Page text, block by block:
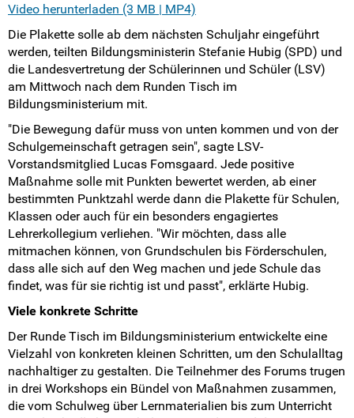
Video herunterladen (3 MB | MP4)
Die Plakette solle ab dem nächsten Schuljahr eingeführt
werden, teilten Bildungsministerin Stefanie Hubig (SPD) und
die Landesvertretung der Schülerinnen und Schüler (LSV)
am Mittwoch nach dem Runden Tisch im
Bildungsministerium mit.
"Die Bewegung dafür muss von unten kommen und von der
Schulgemeinschaft getragen sein", sagte LSV-
Vorstandsmitglied Lucas Fomsgaard. Jede positive
Maßnahme solle mit Punkten bewertet werden, ab einer
bestimmten Punktzahl werde dann die Plakette für Schulen,
Klassen oder auch für ein besonders engagiertes
Lehrerkollegium verliehen. "Wir möchten, dass alle
mitmachen können, von Grundschulen bis Förderschulen,
dass alle sich auf den Weg machen und jede Schule das
findet, was für sie richtig ist und passt", erklärte Hubig.
Viele konkrete Schritte
Der Runde Tisch im Bildungsministerium entwickelte eine
Vielzahl von konkreten kleinen Schritten, um den Schulalltag
nachhaltiger zu gestalten. Die Teilnehmer des Forums trugen
in drei Workshops ein Bündel von Maßnahmen zusammen,
die vom Schulweg über Lernmaterialien bis zum Unterricht